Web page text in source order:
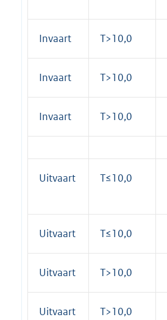
Invaart T>10,0
Invaart T>10,0
Invaart T>10,0
Uitvaart T≤10,0
Uitvaart T≤10,0
Uitvaart T>10,0
Uitvaart T>10,0